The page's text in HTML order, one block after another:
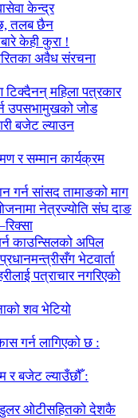
केन्द्र
छ, तलब छैन
केही कुरा !
अवैध संरचना
टिक्दैनन् महिला पत्रकार
उपसभामुखको जोड
बजेट ल्याउन
र सम्मान कार्यक्रम
गर्न सांसद तामाङको माग
नेत्रज्योति संघ दाङ
काउन्सिलको अपिल
भेटवार्ता
पत्राचार नगरिएको
शव भेटियो
गर्न लागिएको छ :
र बजेट ल्याउँछौँ :
ओटीसहितको देशकै